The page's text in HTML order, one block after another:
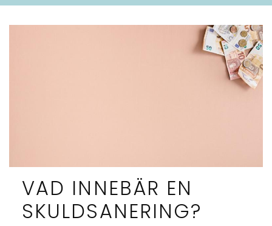
VAD INNEBÄR EN
SKULDSANERING?